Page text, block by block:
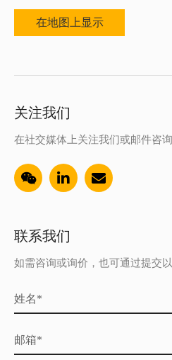
在地图上显示
关注我们
在社交媒体上关注我们或邮件咨
联系我们
如需咨询或询价，也可通过提交
姓名*
邮箱*